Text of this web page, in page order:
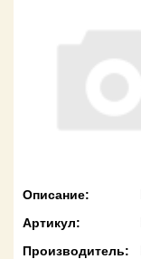
Контакты
Доставка
Описание:
Артикул:
Производитель: